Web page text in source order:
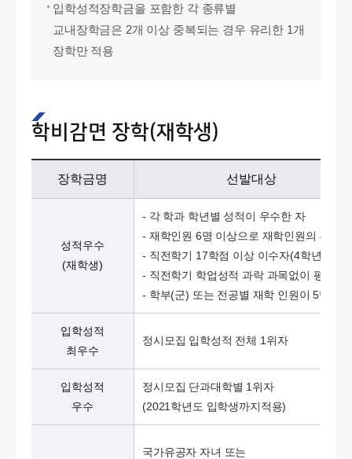
입학성적장학금을 포함한 각 종류별
교내장학금은 2개 이상 중복되는 경우 유리한 1개
장학만 적용
학비감면 장학(재학생)
장학금명 선발대상
성적우수
(재학생)
- 각 학과 학년별 성적이 우수한 자
- 재학인원 6명 이상으로 재학인원의 4% 선
- 직전학기 17학점 이상 이수자(4학년 12학
- 직전학기 학업성적 과락 과목없이 평균
- 학부(군) 또는 전공별 재학 인원이 5명 이
입학성적
최우수
정시모집 입학성적 전체 1위자
입학성적
우수
정시모집 단과대학별 1위자
(2021학년도 입학생까지적용)
국가유공자 자녀 또는